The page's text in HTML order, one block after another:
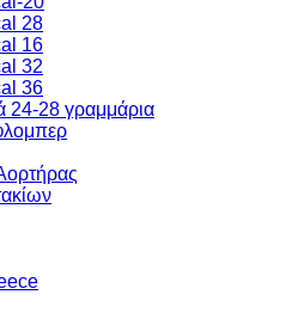
28
16
32
36
24-28 γραμμάρια